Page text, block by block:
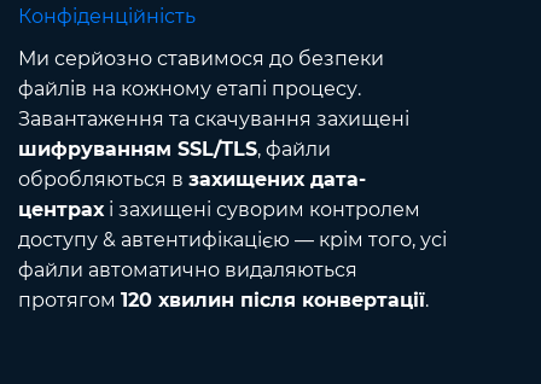
Конфіденційність
Ми серйозно ставимося до безпеки
файлів на кожному етапі процесу.
Завантаження та скачування захищені
шифруванням SSL/TLS, файли
обробляються в захищених дата-
центрахі захищені суворим контролем
доступу & автентифікацією — крім того, усі
файли автоматично видаляються
протягом 120 хвилин після конвертації.